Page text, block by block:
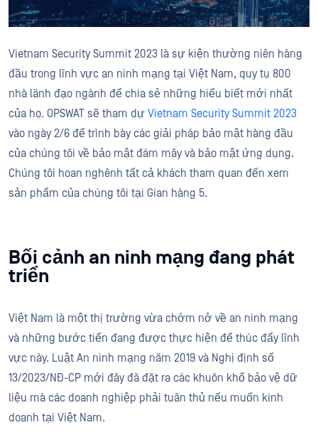
Vietnam Security Summit 2023 là sự kiện thường niên hàng
đầu trong lĩnh vực an ninh mạng tại Việt Nam, quy tụ 800
nhà lãnh đạo ngành để chia sẻ những hiểu biết mới nhất
của họ. OPSWAT sẽ tham dự Vietnam Security Summit 2023
vào ngày 2/6 để trình bày các giải pháp bảo mật hàng đầu
của chúng tôi về bảo mật đám mây và bảo mật ứng dụng.
Chúng tôi hoan nghênh tất cả khách tham quan đến xem
sản phẩm của chúng tôi tại Gian hàng 5.
Bối cảnh an ninh mạng đang phát
triển
Việt Nam là một thị trường vừa chớm nở về an ninh mạng
và những bước tiến đang được thực hiện để thúc đẩy lĩnh
vực này. Luật An ninh mạng năm 2019 và Nghị định số
13/2023/NĐ-CP mới đây đã đặt ra các khuôn khổ bảo vệ dữ
liệu mà các doanh nghiệp phải tuân thủ nếu muốn kinh
doanh tại Việt Nam.